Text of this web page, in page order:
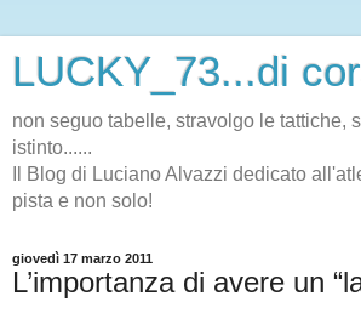
LUCKY_73...di
non seguo tabelle, stravolgo le tattiche,
istinto......
Il Blog di Luciano Alvazzi dedicato
pista e non solo!
giovedì 17 marzo 2011
L’importanza di avere un